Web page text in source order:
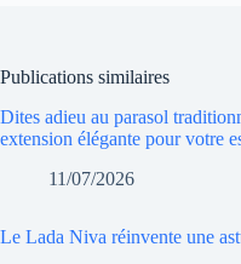
Publications similaires
Dites adieu au parasol
extension élégante pour votre
11/07/2026
Le Lada Niva réinvente une